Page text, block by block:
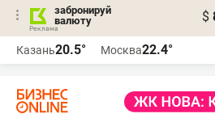
забронируй
валюту
$
Казань20.5° Москва22.4°